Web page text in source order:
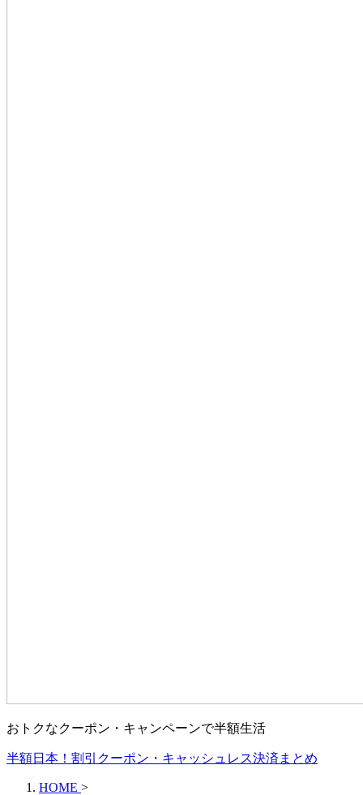
おトクなクーポン・キャンペーンで半額生活
半額日本！割引クーポン・キャッシュレス決済まとめ
HOME >